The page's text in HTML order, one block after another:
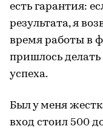
есть гарантия:
результата, я
время работы в
пришлось делать
успеха.
Был у меня
вход стоил 500